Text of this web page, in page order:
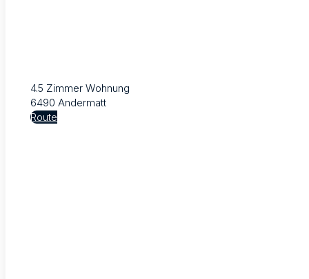
4.5 Zimmer Wohnung
6490 Andermatt
Route